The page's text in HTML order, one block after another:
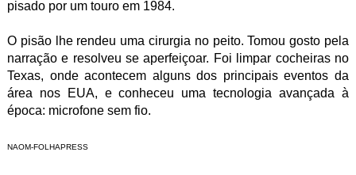
pisado por um touro em 1984.
O pisão lhe rendeu uma cirurgia no peito. Tomou gosto pela
narração e resolveu se aperfeiçoar. Foi limpar cocheiras no
Texas, onde acontecem alguns dos principais eventos da
área nos EUA, e conheceu uma tecnologia avançada à
época: microfone sem fio.
NAOM-FOLHAPRESS